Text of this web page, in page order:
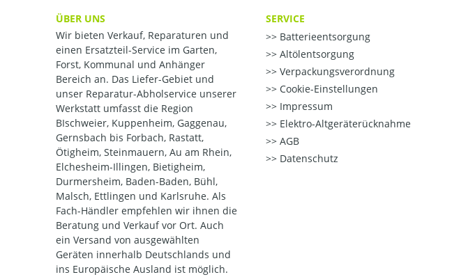
ÜBER UNS
Wir bieten Verkauf, Reparaturen und
einen Ersatzteil-Service im Garten,
Forst, Kommunal und Anhänger
Bereich an. Das Liefer-Gebiet und
unser Reparatur-Abholservice unserer
Werkstatt umfasst die Region
BIschweier, Kuppenheim, Gaggenau,
Gernsbach bis Forbach, Rastatt,
Ötigheim, Steinmauern, Au am Rhein,
Elchesheim-Illingen, Bietigheim,
Durmersheim, Baden-Baden, Bühl,
Malsch, Ettlingen und Karlsruhe. Als
Fach-Händler empfehlen wir ihnen die
Beratung und Verkauf vor Ort. Auch
ein Versand von ausgewählten
Geräten innerhalb Deutschlands und
ins Europäische Ausland ist möglich.
SERVICE
Batterieentsorgung
Altölentsorgung
Verpackungsverordnung
Cookie-Einstellungen
Impressum
Elektro-Altgeräterücknahme
AGB
Datenschutz